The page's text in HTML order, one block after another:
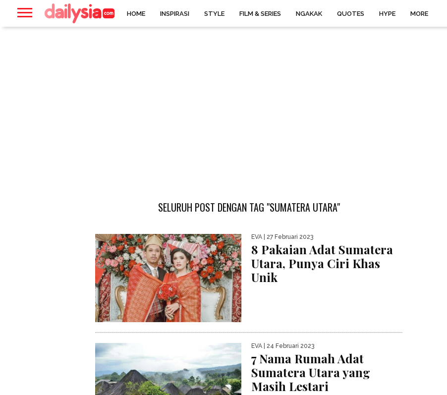
HOME INSPIRASI STYLE FILM & SERIES NGAKAK QUOTES HYPE MORE
SELURUH POST DENGAN TAG "SUMATERA UTARA"
EVA | 27 Februari 2023
8 Pakaian Adat Sumatera
Utara, Punya Ciri Khas
Unik
EVA | 24 Februari 2023
7 Nama Rumah Adat
Sumatera Utara yang
Masih Lestari